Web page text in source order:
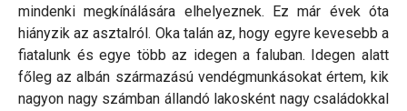
mindenki megkínálására elhelyeznek. Ez már évek óta
hiányzik az asztalról. Oka talán az, hogy egyre kevesebb a
fiatalunk és egye több az idegen a faluban. Idegen alatt
főleg az albán származású vendégmunkásokat értem, kik
nagyon nagy számban állandó lakosként nagy családokkal